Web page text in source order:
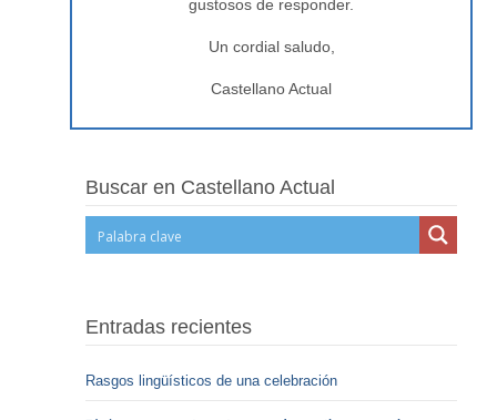
gustosos de responder.
Un cordial saludo,
Castellano Actual
Buscar en Castellano Actual
Entradas recientes
Rasgos lingüísticos de una celebración